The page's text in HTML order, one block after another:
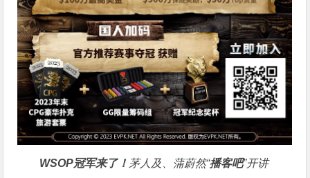
WSOP冠军来了！ 茅人及、蒲蔚然“播客吧”开讲